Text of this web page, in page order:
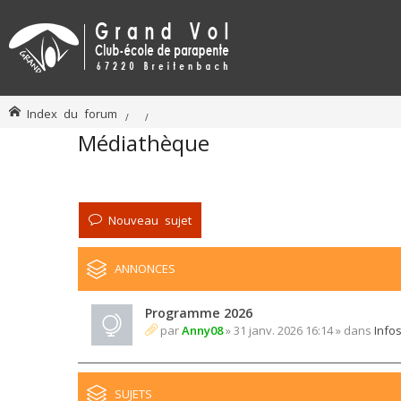
Index du forum
Médiathèque
Nouveau sujet
ANNONCES
Programme 2026
parAnny08» 31 janv. 2026 16:14 » dans Infos
SUJETS